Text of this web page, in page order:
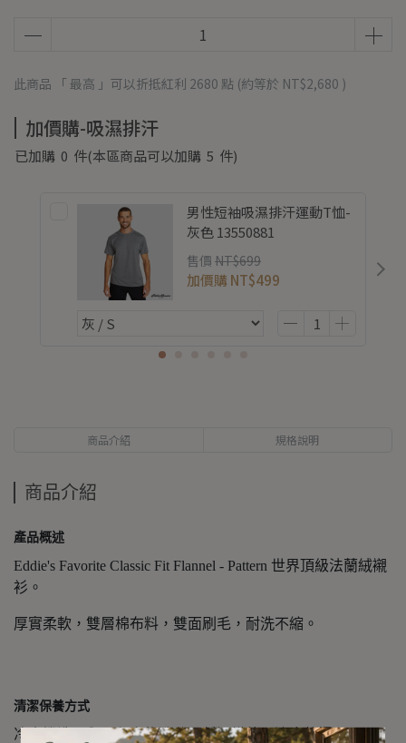
此商品 「 最高 」可以折抵紅利 2680 點 (約等於 NT$2,680 )
加價購-吸濕排汗
已加購 0 件(本區商品可以加購 5 件)
男性短袖吸濕排汗運動T恤-
灰色 13550881
售價 NT$699
加價購 NT$499
商品介紹 規格說明
商品介紹
產品概述
Eddie's Favorite Classic Fit Flannel - Pattern 世界頂級法蘭絨襯
衫。
厚實柔軟，雙層棉布料，雙面刷毛，耐洗不縮。
清潔保養方式
冷水機洗，與同色衣物洗滌，低溫烘乾，適度整燙。